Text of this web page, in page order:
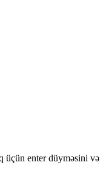
üçün enter düyməsini və